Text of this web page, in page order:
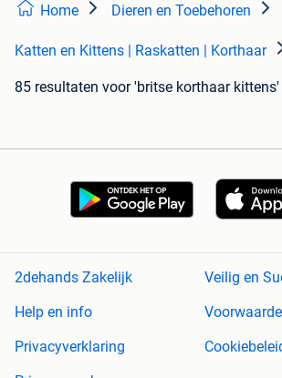
Home Dieren en Toebehoren
Katten en Kittens | Raskatten | Korthaar
85 resultaten voor 'britse korthaar kittens'
2dehands Zakelijk
Veilig en
Help en info
Privacyverklaring